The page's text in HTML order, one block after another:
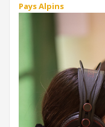
Pays Alpins